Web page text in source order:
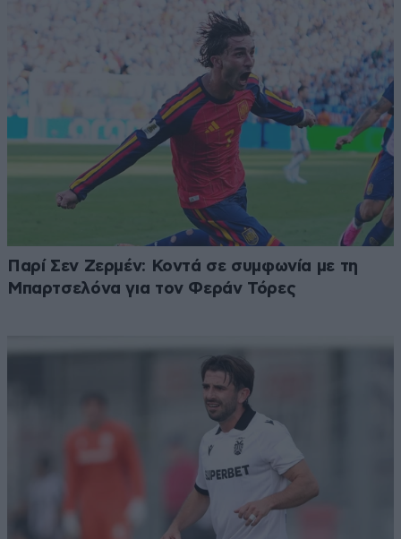
Παρί Σεν Ζερμέν: Κοντά σε συμφωνία με τη
Μπαρτσελόνα για τον Φεράν Τόρες